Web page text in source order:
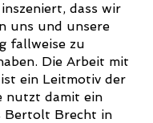
dass wir
uns und unsere
fallweise zu
Die Arbeit mit
ein Leitmotiv der
nutzt damit ein
Bertolt Brecht in